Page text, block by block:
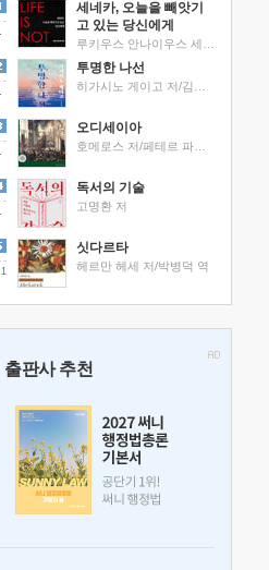
세네카, 오늘을 빼앗기
고 있는 당신에게
투명한 나선
오디세이아
독서의 기술
고명환 저
1
싯다르타
헤르만 헤세 저/박병덕 역
출판사 추천